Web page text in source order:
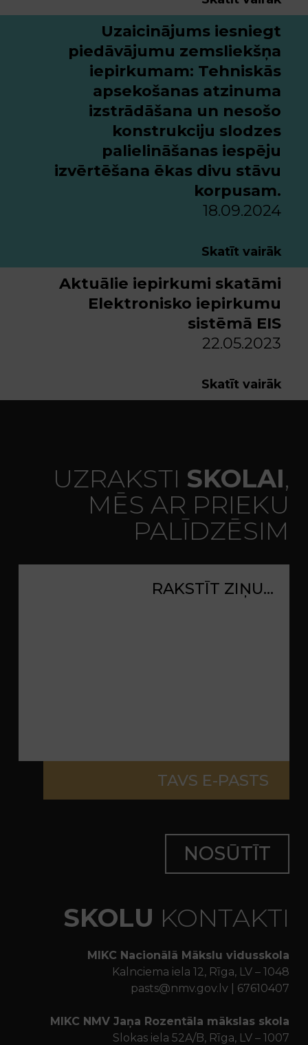
Uzaicinājums iesniegt
piedāvājumu zemsliekšņa
iepirkumam: Tehniskās
apsekošanas atzinuma
izstrādāšana un nesošo
konstrukciju slodzes
palielināšanas iespēju
izvērtēšana ēkas divu stāvu
korpusam.
18.09.2024
Skatīt vairāk
Aktuālie iepirkumi skatāmi
Elektronisko iepirkumu
sistēmā EIS
22.05.2023
Skatīt vairāk
UZRAKSTI SKOLAI,
MĒS AR PRIEKU
PALĪDZĒSIM
SKOLU KONTAKTI
MIKC Nacionālā Mākslu vidusskola
Kalnciema iela 12, Rīga, LV – 1048
pasts@nmv.gov.lv | 67610407
MIKC NMV Jaņa Rozentāla mākslas skola
Slokas iela 52A/B, Rīga, LV – 1007